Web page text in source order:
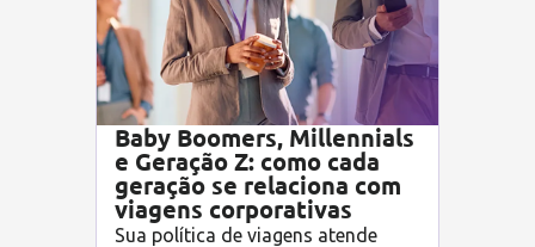
Baby Boomers, Millennials
e Geração Z: como cada
geração se relaciona com
viagens corporativas
Sua política de viagens atende